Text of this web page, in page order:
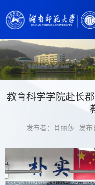
教育科学学院赴长
发布者：肖丽莎 发布